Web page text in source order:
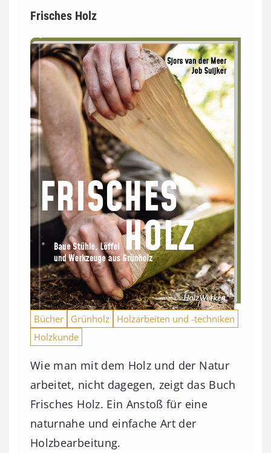
Frisches Holz
Bücher Grünholz
Holzarbeiten und -techniken
Holzkunde
Wie man mit dem Holz und der Natur
arbeitet, nicht dagegen, zeigt das Buch
Frisches Holz. Ein Anstoß für eine
naturnahe und einfache Art der
Holzbearbeitung.